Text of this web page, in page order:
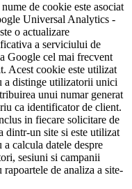
de cookie este asociat
Universal Analytics -
o actualizare
a serviciului de
Google cel mai frecvent
Acest cookie este utilizat
a distinge utilizatorii unici
unui numar generat
ca identificator de client.
in fiecare solicitare de
dintr-un site si este utilizat
a calcula datele despre
sesiuni si campanii
rapoartele de analiza a site-